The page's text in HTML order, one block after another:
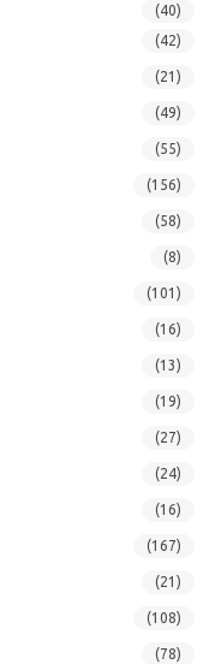
(40)
(42)
(21)
(49)
(55)
(156)
(58)
(8)
(101)
(16)
(13)
(19)
(27)
(24)
(16)
(167)
(21)
(108)
(78)